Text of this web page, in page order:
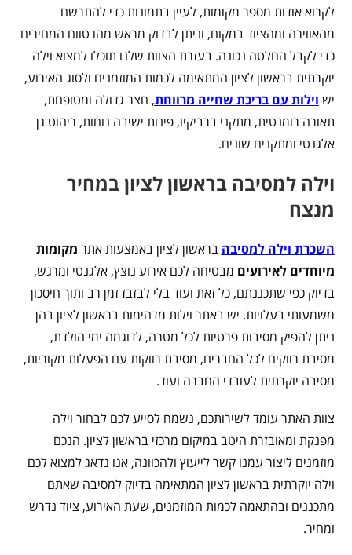
לקרוא אודות מספר מקומות, לעיין בתמונות כדי להתרשם
מהאווירה ומהציוד במקום, וניתן לבדוק מראש מהו טווח המחירים
כדי לקבל החלטה נכונה. בעזרת הצוות שלנו תוכלו למצוא וילה
יוקרתית בראשון לציון המתאימה לכמות המוזמנים ולסוג האירוע,
יש וילות עם בריכת שחייה מרווחת, חצר גדולה ומטופחת,
תאורה רומנטית, מתקני ברביקיו, פינות ישיבה נוחות, ריהוט גן
אלגנטי ומתקנים שונים.
וילה למסיבה בראשון לציון במחיר
מנצח
השכרת וילה למסיבה בראשון לציון באמצעות אתר מקומות
מיוחדים לאירועים מבטיחה לכם אירוע נוצץ, אלגנטי ומרגש,
בדיוק כפי שתכננתם, כל זאת ועוד בלי לבזבז זמן רב ותוך חיסכון
משמעותי בעלויות. יש באתר וילות מדהימות בראשון לציון בהן
ניתן להפיק מסיבות פרטיות לכל מטרה, לדוגמה ימי הולדת,
מסיבת רווקים לכל החברים, מסיבת רווקות עם הפעלות מקוריות,
מסיבה יוקרתית לעובדי החברה ועוד.
צוות האתר עומד לשירותכם, נשמח לסייע לכם לבחור וילה
מפנקת ומאובזרת היטב במיקום מרכזי בראשון לציון. הנכם
מוזמנים ליצור עמנו קשר לייעוץ ולהכוונה, אנו נדאג למצוא לכם
וילה יוקרתית בראשון לציון המתאימה בדיוק למסיבה שאתם
מתכננים ובהתאמה לכמות המוזמנים, שעת האירוע, ציוד נדרש
ומחיר.